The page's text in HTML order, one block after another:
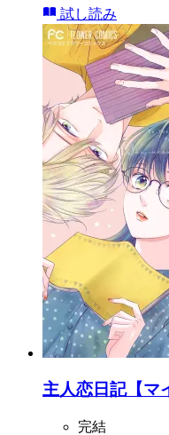
試し読み
主人恋日記【マ
完結